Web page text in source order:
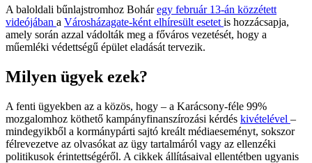
A baloldali bűnlajstromhoz Boháregy február 13-án közzétett
videójában a Városházagate-ként elhíresült esetet is hozzácsapja,
amely során azzal vádolták meg a főváros vezetését, hogy a
műemléki védettségű épület eladását tervezik.
Milyen ügyek ezek?
A fenti ügyekben az a közös, hogy – a Karácsony-féle 99%
mozgalomhoz köthető kampányfinanszírozási kérdés kivételével –
mindegyikből a kormánypárti sajtó kreált médiaeseményt, sokszor
félrevezetve az olvasókat az ügy tartalmáról vagy az ellenzéki
politikusok érintettségéről. A cikkek állításaival ellentétben ugyanis